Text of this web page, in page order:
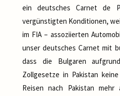
ein deutsches Carnet de
vergünstigten Konditionen,
im FIA – assoziierten
unser deutsches Carnet mit
dass die Bulgaren
Zollgesetze in Pakistan
Reisen nach Pakistan mehr